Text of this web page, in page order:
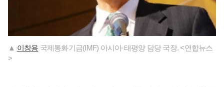
▲ 이창용 국제통화기금(IMF) 아시아·태평양 담당 국장. <연합뉴스
>